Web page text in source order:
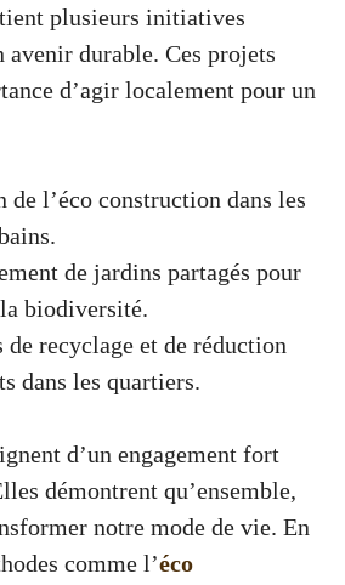
plusieurs initiatives
avenir durable. Ces projets
d’agir localement pour un
de l’éco construction dans les
de jardins partagés pour
biodiversité.
recyclage et de réduction
dans les quartiers.
d’un engagement fort
démontrent qu’ensemble,
notre mode de vie. En
comme l’éco